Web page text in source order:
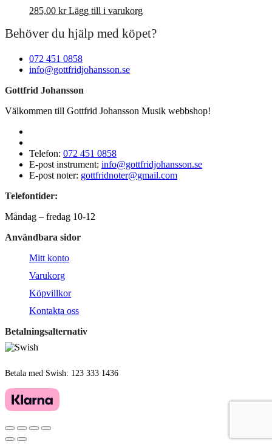
285,00 kr Lägg till i varukorg
Behöver du hjälp med köpet?
072 451 0858
info@gottfridjohansson.se
Gottfrid Johansson
Välkommen till Gottfrid Johansson Musik webbshop!
Telefon: 072 451 0858
E-post instrument: info@gottfridjohansson.se
E-post noter: gottfridnoter@gmail.com
Telefontider:
Måndag – fredag 10-12
Användbara sidor
Mitt konto
Varukorg
Köpvillkor
Kontakta oss
Betalningsalternativ
Betala med Swish: 123 333 1436